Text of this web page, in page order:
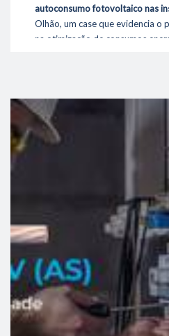
contacto@rolear.pt
autoconsumo fotovoltaico nas
Olhão, um case que evidencia o
na otimização de consumos
necessidade de operação
elevada potência,
essenciais à produção de
evidente a importância de uma
dependência da rede elétrica e
Uma solução faseada, evolutiva e
O projeto foi implementado em
acompanhando a evolução das
da Necton.
Numa primeira fase, foi instalada
para autoconsumo (UPAC) com
integrando módulos
eficiência. Posteriormente, face
link